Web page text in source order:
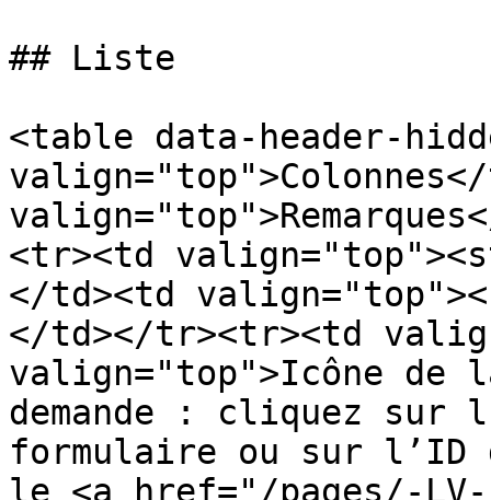
## Liste
<table data-header-
<tr><td
</td><td
</td></tr><tr><td
valign="top">Icône de
demande : cliquez
formulaire ou sur l’ID
le <a href="/pages/-LV-